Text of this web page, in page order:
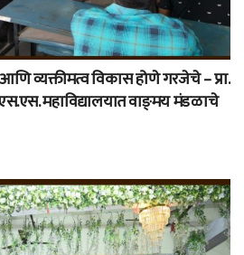
व्यक्तीमत्व विकास होणे गरजेचे – प्रा.
महाविद्यालयात वाङ्‌मय मंडळाचे